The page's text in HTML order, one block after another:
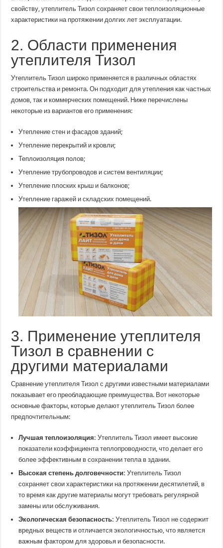
свойству, утеплитель Тизол сохраняет свои теплоизоляционные
характеристики на протяжении долгих лет эксплуатации.
2. Области применения
утеплителя Тизол
Утеплитель Тизол широко применяется в различных областях
строительства и ремонта. Он подходит для утепления как частных
домов, так и коммерческих помещений. Ниже перечислены
некоторые из вариантов его применения:
Утепление стен и фасадов зданий;
Утепление перекрытий и кровли;
Теплоизоляция полов;
Утепление трубопроводов и систем вентиляции;
Утепление плоских крыш и балконов;
Утепление гаражей и складских помещений.
3. Применение утеплителя
Тизол в сравнении с
другими материалами
Сравнение утеплителя Тизол с другими известными материалами
показывает его преобладающие преимущества. Вот некоторые
основные факторы, которые делают утеплитель Тизол более
предпочтительным:
Лучшая теплоизоляция: Утеплитель Тизол имеет высокие
показатели коэффициента теплопроводности, что делает его
более эффективным в сохранении тепла в здании.
Высокая степень долговечности: Утеплитель Тизол
сохраняет свои характеристики на протяжении десятилетий, в
то время как другие материалы могут требовать регулярной
замены или обслуживания.
Экологическая безопасность: Утеплитель Тизол не содержит
вредных веществ и отличается экологичностью, что является
важным фактором для здоровья и безопасности.